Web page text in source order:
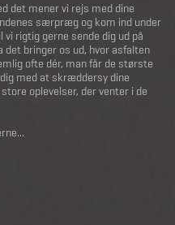
det mener vi rejs med dine
særpræg og kom ind under
vi rigtig gerne sende dig ud på
det bringer os ud, hvor asfalten
ofte dér, man får de største
med at skræddersy dine
oplevelser, der venter i de